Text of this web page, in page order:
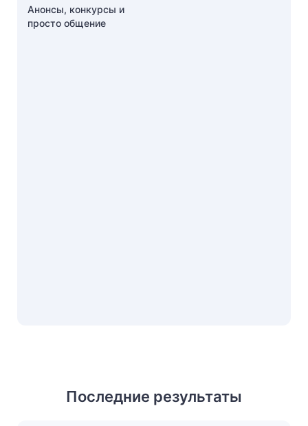
Последние результаты
Анонсы, конкурсы и
просто общение